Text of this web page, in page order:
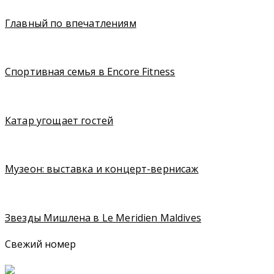
Главный по впечатлениям
Спортивная семья в Encore Fitness
Катар угощает гостей
Музеон: выставка и концерт-вернисаж
Звезды Мишлена в Le Meridien Maldives
Свежий номер